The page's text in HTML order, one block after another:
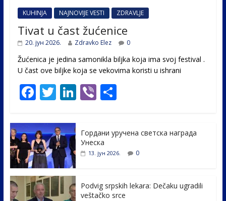
KUHINJA NAJNOVIJE VESTI ZDRAVLJE
Tivat u čast žućenice
20. јун 2026. Zdravko Elez 0
Žućenica je jedina samonikla biljka koja ima svoj festival .
U čast ovе biljke koja se vekovima koristi u ishrani
F
e
b
o
o
k
T
itt
er
Li
e
dI
Vi S
e
Гордани уручена светска награда
Унеска
13. јун 2026. 0
Podvig srpskih lekara: Dečaku ugradili
veštačko srce